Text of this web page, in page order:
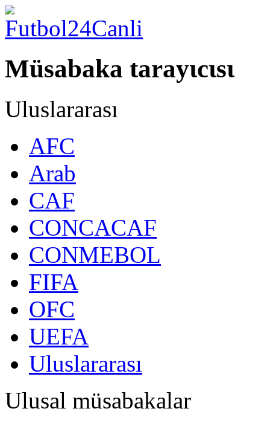
Müsabaka tarayιcιsι
Uluslararası
AFC
Arab
CAF
CONCACAF
CONMEBOL
FIFA
OFC
UEFA
Uluslararası
Ulusal müsabakalar